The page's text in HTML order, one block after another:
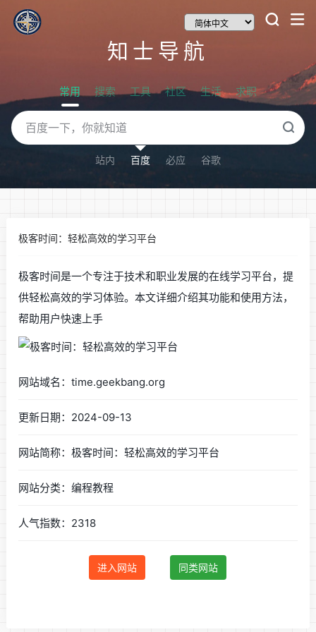
知士导航
常用 搜索 工具 社区 生活 求职
站内 百度 必应 谷歌
极客时间：轻松高效的学习平台
极客时间是一个专注于技术和职业发展的在线学习平台，提
供轻松高效的学习体验。本文详细介绍其功能和使用方法，
帮助用户快速上手
网站域名：time.geekbang.org
更新日期：2024-09-13
网站简称：极客时间：轻松高效的学习平台
网站分类：编程教程
人气指数：2318
进入网站 同类网站